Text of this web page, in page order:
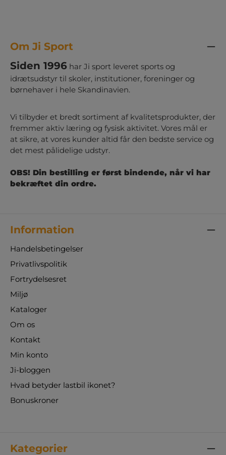
Om Ji Sport
Siden 1996 har Ji sport leveret sports og
idrætsudstyr til skoler, institutioner, foreninger og
børnehaver i hele Skandinavien.
Vi tilbyder et bredt sortiment af kvalitetsprodukter, der
fremmer aktiv læring og fysisk aktivitet. Vores mål er
at sikre, at vores kunder altid får den bedste service og
det mest pålidelige udstyr.
OBS! Din bestilling er først bindende, når vi har
bekræftet din ordre.
Information
Handelsbetingelser
Privatlivspolitik
Fortrydelsesret
Miljø
Kataloger
Om os
Kontakt
Min konto
Ji-bloggen
Hvad betyder lastbil ikonet?
Bonuskroner
Kategorier